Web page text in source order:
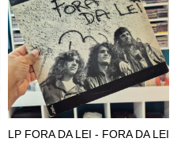
LP FORA DA LEI - FORA DA LEI